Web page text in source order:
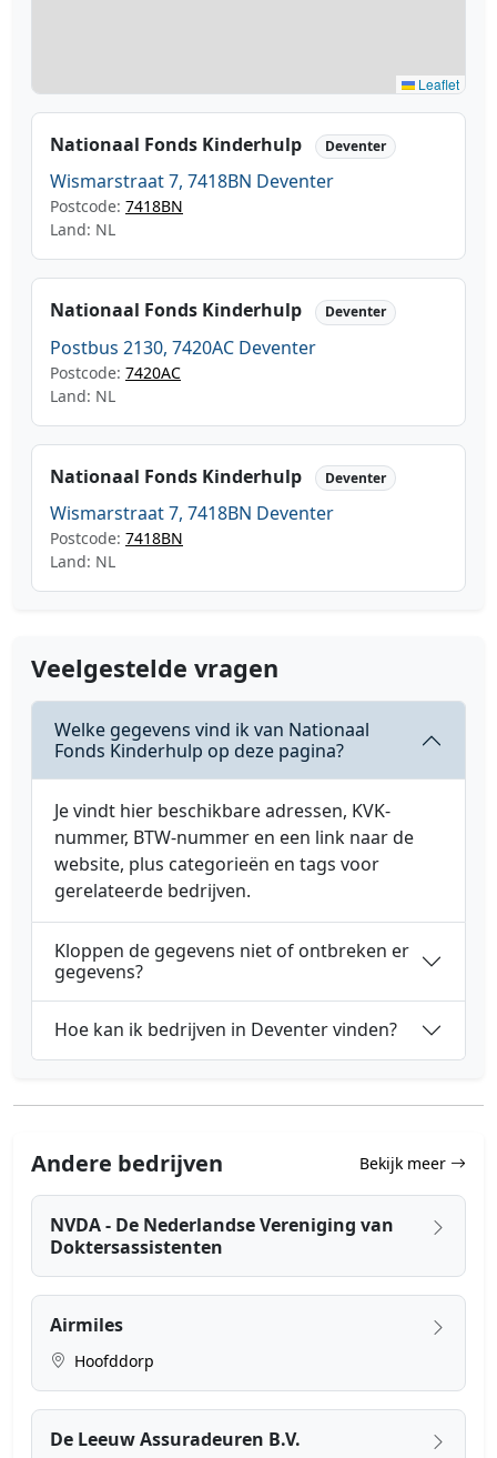
Leaflet
Nationaal Fonds Kinderhulp Deventer
Wismarstraat 7, 7418BN Deventer
Postcode: 7418BN
Land: NL
Nationaal Fonds Kinderhulp Deventer
Postbus 2130, 7420AC Deventer
Postcode: 7420AC
Land: NL
Nationaal Fonds Kinderhulp Deventer
Wismarstraat 7, 7418BN Deventer
Postcode: 7418BN
Land: NL
Veelgestelde vragen
Welke gegevens vind ik van Nationaal
Fonds Kinderhulp op deze pagina?
Je vindt hier beschikbare adressen, KVK-
nummer, BTW-nummer en een link naar de
website, plus categorieën en tags voor
gerelateerde bedrijven.
Kloppen de gegevens niet of ontbreken er
gegevens?
Hoe kan ik bedrijven in Deventer vinden?
Andere bedrijven Bekijk meer
NVDA - De Nederlandse Vereniging van
Doktersassistenten
Airmiles
Hoofddorp
De Leeuw Assuradeuren B.V.